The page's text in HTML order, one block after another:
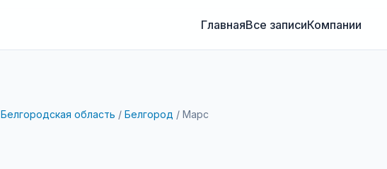
ГлавнаяВсе записиКомпании
Белгородская область / Белгород / Марс